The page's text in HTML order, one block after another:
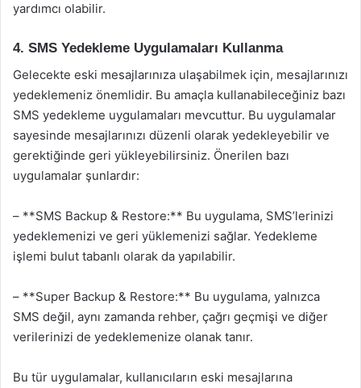
yardımcı olabilir.
4. SMS Yedekleme Uygulamaları Kullanma
Gelecekte eski mesajlarınıza ulaşabilmek için, mesajlarınızı
yedeklemeniz önemlidir. Bu amaçla kullanabileceğiniz bazı
SMS yedekleme uygulamaları mevcuttur. Bu uygulamalar
sayesinde mesajlarınızı düzenli olarak yedekleyebilir ve
gerektiğinde geri yükleyebilirsiniz. Önerilen bazı
uygulamalar şunlardır:
– **SMS Backup & Restore:** Bu uygulama, SMS’lerinizi
yedeklemenizi ve geri yüklemenizi sağlar. Yedekleme
işlemi bulut tabanlı olarak da yapılabilir.
– **Super Backup & Restore:** Bu uygulama, yalnızca
SMS değil, aynı zamanda rehber, çağrı geçmişi ve diğer
verilerinizi de yedeklemenize olanak tanır.
Bu tür uygulamalar, kullanıcıların eski mesajlarına